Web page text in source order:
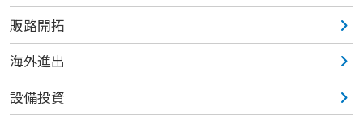
販路開拓
海外進出
設備投資